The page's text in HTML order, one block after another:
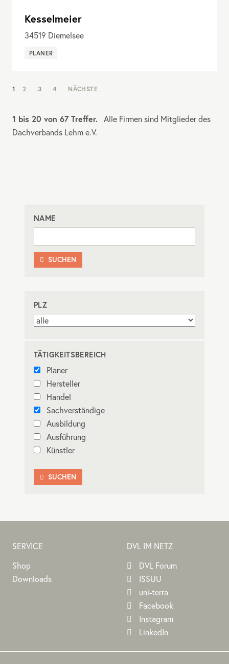
Kesselmeier
34519 Diemelsee
PLANER
NAV:
1 2 3 4 NÄCHSTE
1 bis 20 von 67 Treffer. Alle Firmen sind Mitglieder des
Dachverbands Lehm e.V.
NAME
 SUCHEN
PLZ
TÄTIGKEITSBEREICH
Planer
Hersteller
Handel
Sachverständige
Ausbildung
Ausführung
Künstler
 SUCHEN
SERVICE
Shop
Downloads
DVL IM NETZ
DVL Forum
ISSUU
uni-terra
Facebook
Instagram
LinkedIn